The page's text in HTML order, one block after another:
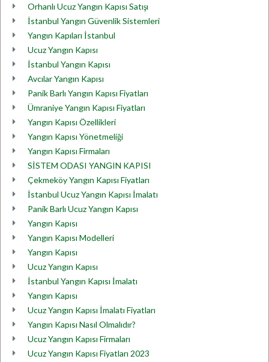
Orhanlı Ucuz Yangın Kapısı Satışı
İstanbul Yangın Güvenlik Sistemleri
Yangın Kapıları İstanbul
Ucuz Yangın Kapısı
İstanbul Yangın Kapısı
Avcılar Yangın Kapısı
Panik Barlı Yangın Kapısı Fiyatları
Ümraniye Yangın Kapısı Fiyatları
Yangın Kapısı Özellikleri
Yangın Kapısı Yönetmeliği
Yangın Kapısı Firmaları
SİSTEM ODASI YANGIN KAPISI
Çekmeköy Yangın Kapısı Fiyatları
İstanbul Ucuz Yangın Kapısı İmalatı
Panik Barlı Ucuz Yangın Kapısı
Yangın Kapısı
Yangın Kapısı Modelleri
Yangın Kapısı
Ucuz Yangın Kapısı
İstanbul Yangın Kapısı İmalatı
Yangın Kapısı
Ucuz Yangın Kapısı İmalatı Fiyatları
Yangın Kapısı Nasıl Olmalıdır?
Ucuz Yangın Kapısı Firmaları
Ucuz Yangın Kapısı Fiyatları 2023